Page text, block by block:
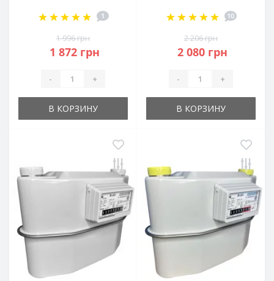
1
1 996 грн
1 872 грн
- +
В КОРЗИНУ
10
2 206 грн
2 080 грн
- +
В КОРЗИНУ